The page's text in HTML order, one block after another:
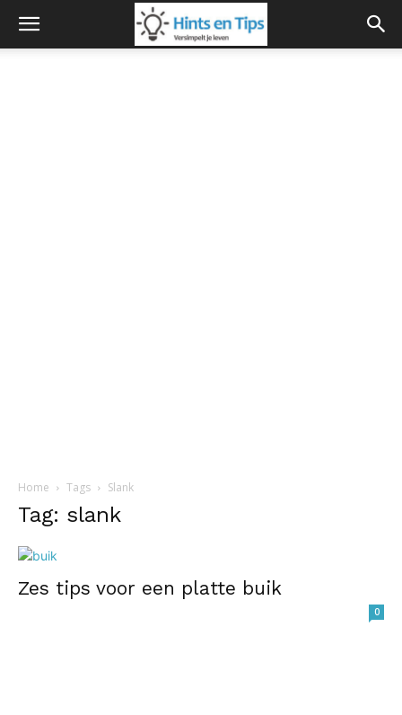
Home Tags Slank
Tag: slank
Zes tips voor een platte buik
0